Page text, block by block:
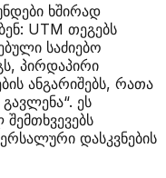
ხშირად
UTM თეგებს
საძიებო
პირდაპირი
ანგარიშებს, რათა
ეს
დასკვნების